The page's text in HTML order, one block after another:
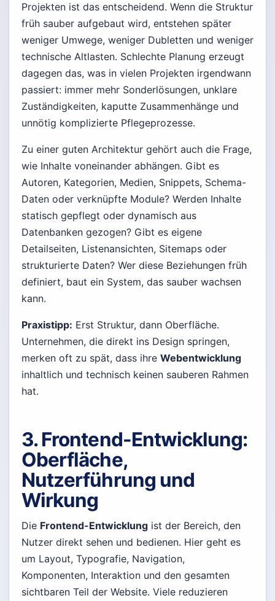
Projekten ist das entscheidend. Wenn die Struktur
früh sauber aufgebaut wird, entstehen später
weniger Umwege, weniger Dubletten und weniger
technische Altlasten. Schlechte Planung erzeugt
dagegen das, was in vielen Projekten irgendwann
passiert: immer mehr Sonderlösungen, unklare
Zuständigkeiten, kaputte Zusammenhänge und
unnötig komplizierte Pflegeprozesse.
Zu einer guten Architektur gehört auch die Frage,
wie Inhalte voneinander abhängen. Gibt es
Autoren, Kategorien, Medien, Snippets, Schema-
Daten oder verknüpfte Module? Werden Inhalte
statisch gepflegt oder dynamisch aus
Datenbanken gezogen? Gibt es eigene
Detailseiten, Listenansichten, Sitemaps oder
strukturierte Daten? Wer diese Beziehungen früh
definiert, baut ein System, das sauber wachsen
kann.
Praxistipp: Erst Struktur, dann Oberfläche.
Unternehmen, die direkt ins Design springen,
merken oft zu spät, dass ihre Webentwicklung
inhaltlich und technisch keinen sauberen Rahmen
hat.
3. Frontend-Entwicklung:
Oberfläche,
Nutzerführung und
Wirkung
Die Frontend-Entwicklung ist der Bereich, den
Nutzer direkt sehen und bedienen. Hier geht es
um Layout, Typografie, Navigation,
Komponenten, Interaktion und den gesamten
sichtbaren Teil der Website. Viele reduzieren